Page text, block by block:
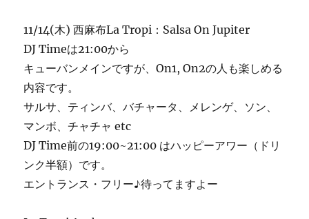
11/14(木) 西麻布La Tropi：Salsa On Jupiter
DJ Timeは21:00から
キューバンメインですが、On1, On2の人も楽しめる
内容です。
サルサ、ティンバ、バチャータ、メレンゲ、ソン、
マンボ、チャチャ etc
DJ Time前の19:00~21:00 はハッピーアワー（ドリ
ンク半額）です。
エントランス・フリー♪待ってますよー